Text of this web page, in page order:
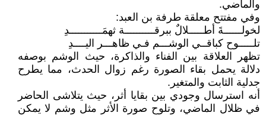
والماضي.
وفي مفتتح معلقة طرفة بن العبد:
لخولــــــةَ أطـــــلالٌ ببرقــــــــــة ثهمَـــــــــــدِ
تلـــــوح كباقــي الوشـــم فـي ظاهـــر اليــــدِ
تظهر العلاقة بين الفناء والذاكرة، حيث الوشم بوصفه
دلالة يحمل بقاء الصورة رغم زوال الحدث، مما يطرح
جدلية الثابت والمتغير.
أنه استرسال وجودي بين بقايا أثر، حيث يتلاشى الحاضر
في ظلال الماضي، وتلوح صورة الأثر مثل وشم لا يمكن